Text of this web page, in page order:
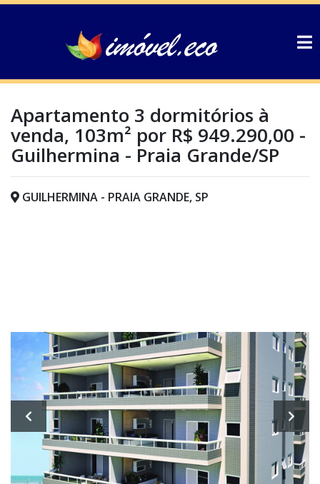
Apartamento 3 dormitórios à
venda, 103m² por R$ 949.290,00 -
Guilhermina - Praia Grande/SP
GUILHERMINA - PRAIA GRANDE, SP